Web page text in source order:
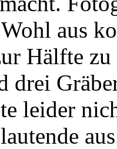
aus
Hälfte
drei
leider